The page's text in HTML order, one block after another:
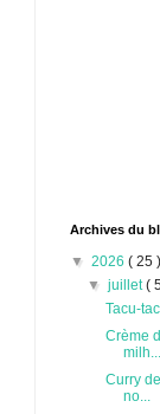
Archives du
▼ 2026 ( 25 )
▼juillet(
Tacu-
Crème
milh...
Curry
no...